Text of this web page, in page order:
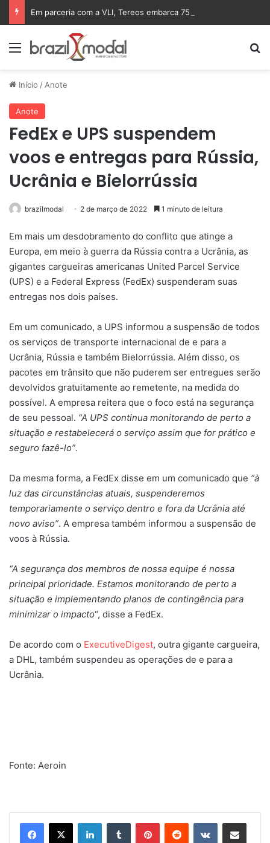
Menu
Início /Anote
Anote
FedEx e UPS suspendem
voos e entregas para Rússia,
Ucrânia e Bielorrússia
brazilmodal 2 de março de 2022 1 minuto de leitura
Em mais um desdobramento do conflito que atinge a
Europa, em meio à guerra da Rússia contra a Ucrânia, as
gigantes cargueiras americanas United Parcel Service
(UPS) e a Federal Express (FedEx) suspenderam suas
entregas nos dois países.
Em um comunicado, a UPS informou a suspensão de todos
os serviços de transporte internacional de e para a
Ucrânia, Rússia e também Bielorrússia. Além disso, os
pacotes em trânsito que não puderem ser entregues serão
devolvidos gratuitamente ao remetente, na medida do
possível. A empresa reitera que o foco está na segurança
de seu pessoal. “A UPS continua monitorando de perto a
situação e restabelecerá o serviço assim que for prático e
seguro fazê-lo”.
Da mesma forma, a FedEx disse em um comunicado que “à
luz das circunstâncias atuais, suspenderemos
temporariamente o serviço dentro e fora da Ucrânia até
novo aviso”. A empresa também informou a suspensão de
voos à Rússia.
“A segurança dos membros de nossa equipe é nossa
principal prioridade. Estamos monitorando de perto a
situação e implementando planos de contingência para
minimizar o impacto“, disse a FedEx.
De acordo com o ExecutiveDigest, outra gigante cargueira,
a DHL, também suspendeu as operações de e para a
Ucrânia.
Fonte: Aeroin
LinkedinTumblr PinterestReddit VK Compartilhar via e-mail